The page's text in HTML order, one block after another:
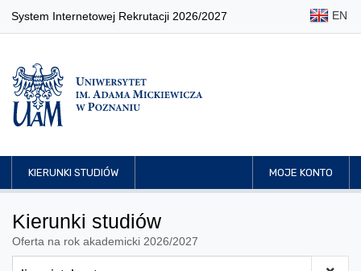
System Internetowej Rekrutacji 2026/2027 EN
KIERUNKI STUDIÓW MOJE KONTO
Kierunki studiów
Oferta na rok akademicki 2026/2027